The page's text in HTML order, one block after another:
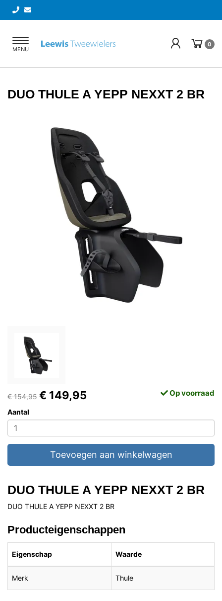
Toggle
navigation
MENU
0
DUO THULE A YEPP NEXXT 2 BR
€ 154,95 € 149,95 Op voorraad
Aantal
Toevoegen aan winkelwagen
DUO THULE A YEPP NEXXT 2 BR
DUO THULE A YEPP NEXXT 2 BR
Producteigenschappen
Eigenschap Waarde
Merk Thule